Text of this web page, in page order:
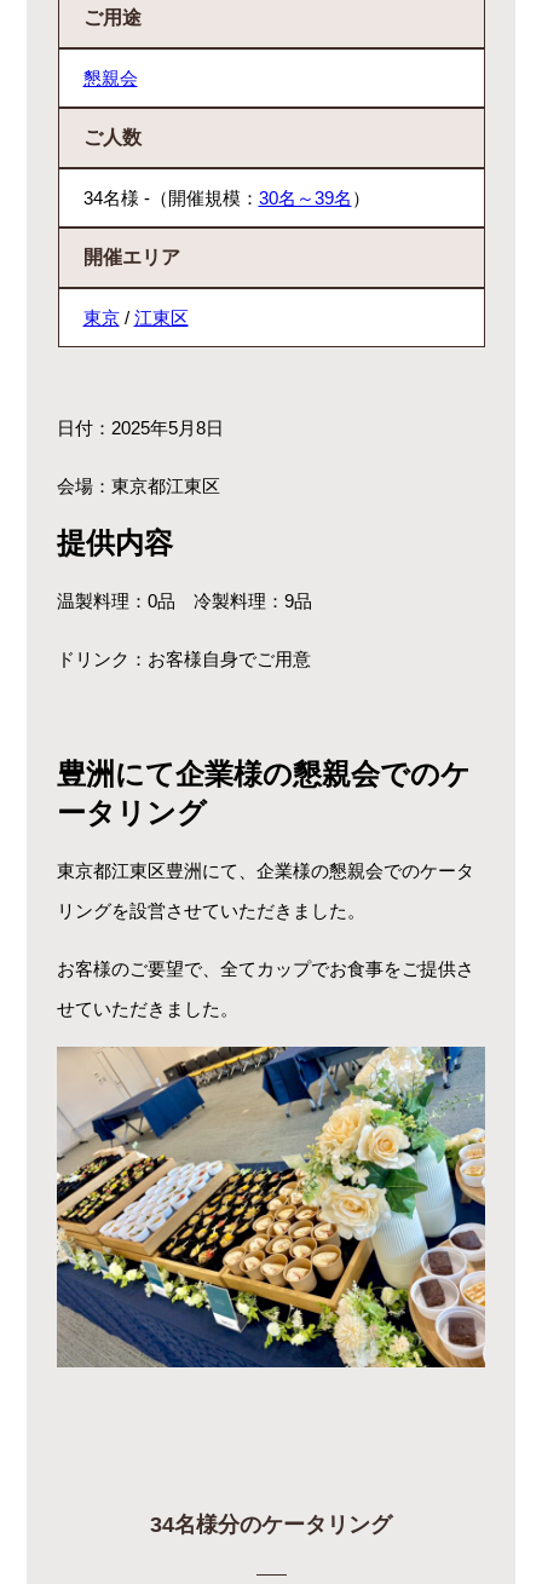
ご用途
懇親会
ご人数
34名様 -（開催規模： 30名～39名 ）
開催エリア
東京/ 江東区
日付：2025年5月8日
会場：東京都江東区
提供内容
温製料理：0品 冷製料理：9品
ドリンク：お客様自身でご用意
豊洲にて企業様の懇親会でのケ
ータリング
東京都江東区豊洲にて、企業様の懇親会でのケータ
リングを設営させていただきました。
お客様のご要望で、全てカップでお食事をご提供さ
せていただきました。
34名様分のケータリング